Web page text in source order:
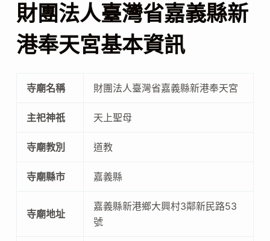
財團法人臺灣省嘉義縣新
港奉天宮基本資訊
寺廟名稱 財團法人臺灣省嘉義縣新港奉天宮
主祀神祇 天上聖母
寺廟教別 道教
寺廟縣市 嘉義縣
寺廟地址
嘉義縣新港鄉大興村3鄰新民路53
號